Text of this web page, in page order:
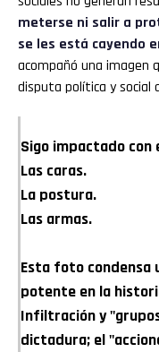
meterse ni salir a
se les está cayendo
acompañó una imagen
disputa política y social
Sigo impactado
Las caras.
La postura.
Las armas.
Esta foto condensa
potente en la
Infiltración y
dictadura; el